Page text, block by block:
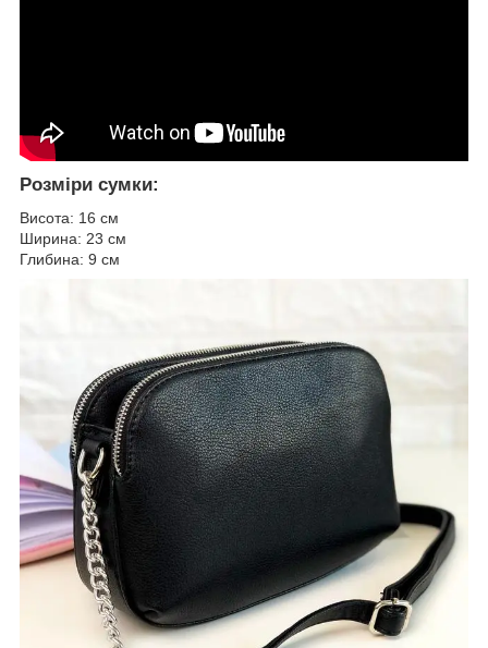
Розміри сумки:
Висота: 16 см
Ширина: 23 см
Глибина: 9 см